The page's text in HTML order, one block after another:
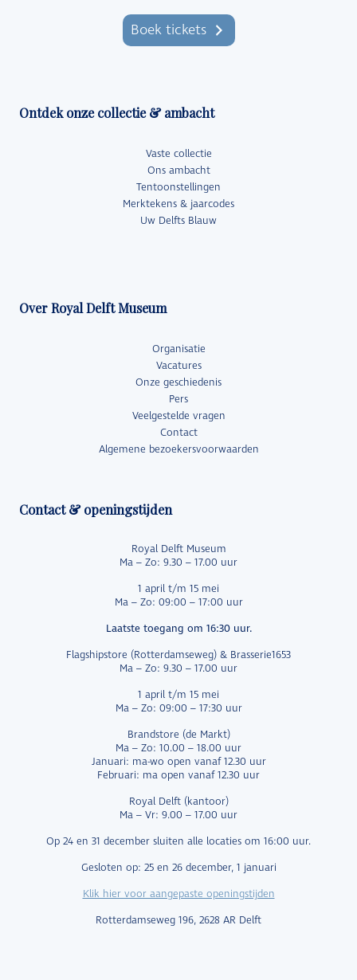
Boek tickets
Ontdek onze collectie & ambacht
Vaste collectie
Ons ambacht
Tentoonstellingen
Merktekens & jaarcodes
Uw Delfts Blauw
Over Royal Delft Museum
Organisatie
Vacatures
Onze geschiedenis
Pers
Veelgestelde vragen
Contact
Algemene bezoekersvoorwaarden
Contact & openingstijden
Royal Delft Museum
Ma – Zo: 9.30 – 17.00 uur
1 april t/m 15 mei
Ma – Zo: 09:00 – 17:00 uur
Laatste toegang om 16:30 uur.
Flagshipstore (Rotterdamseweg) & Brasserie1653
Ma – Zo: 9.30 – 17.00 uur
1 april t/m 15 mei
Ma – Zo: 09:00 – 17:30 uur
Brandstore (de Markt)
Ma – Zo: 10.00 – 18.00 uur
Januari: ma-wo open vanaf 12.30 uur
Februari: ma open vanaf 12.30 uur
Royal Delft (kantoor)
Ma – Vr: 9.00 – 17.00 uur
Op 24 en 31 december sluiten alle locaties om 16:00 uur.
Gesloten op: 25 en 26 december, 1 januari
Klik hier voor aangepaste openingstijden
Rotterdamseweg 196, 2628 AR Delft